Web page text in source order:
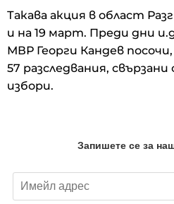
Такава акция в област
и на 19 март. Преди дни
МВР Георги Кандев посочи,
57 разследвания,
избори.